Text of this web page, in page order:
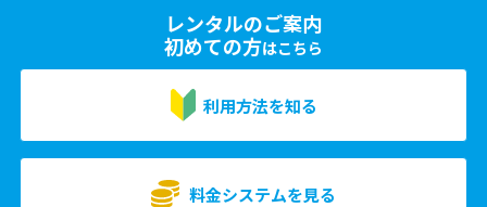
レンタルのご案内
初めての方はこちら
利用方法を知る
料金システムを見る